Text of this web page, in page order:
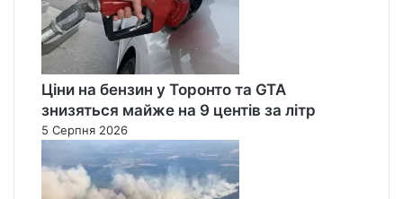
Ціни на бензин у Торонто та GTA
знизяться майже на 9 центів за літр
5 Серпня 2026